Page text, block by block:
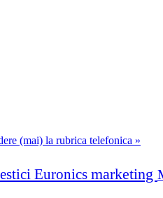
(mai) la rubrica telefonica »
Euronics marketing